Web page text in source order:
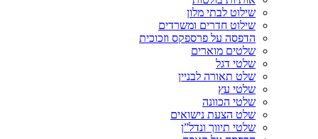
שילוט לבתי מלון
שילוט חדרים ומשרדים
הדפסה על פרספקס וזכוכית
שלטים מוארים
שלטי דגל
שלט תאורה לבניין
שלטי עץ
שלטי הכוונה
שלט הצעת נישואים
שלטי תיווך ונדל”ן